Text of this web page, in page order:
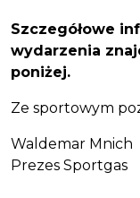
Szczegółowe
wydarzenia
poniżej.
Ze sportowym
Waldemar Mnich
Prezes Sportgas